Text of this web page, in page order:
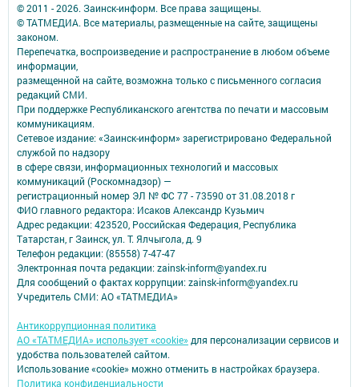
© 2011 - 2026. Заинск-информ. Все права защищены.
© ТАТМЕДИА. Все материалы, размещенные на сайте, защищены
законом.
Перепечатка, воспроизведение и распространение в любом объеме
информации,
размещенной на сайте, возможна только с письменного согласия
редакций СМИ.
При поддержке Республиканского агентства по печати и массовым
коммуникациям.
Сетевое издание: «Заинск-информ» зарегистрировано Федеральной
службой по надзору
в сфере связи, информационных технологий и массовых
коммуникаций (Роскомнадзор) —
регистрационный номер ЭЛ № ФС 77 - 73590 от 31.08.2018 г
ФИО главного редактора: Исаков Александр Кузьмич
Адрес редакции: 423520, Российская Федерация, Республика
Татарстан, г Заинск, ул. Т. Ялчыгола, д. 9
Телефон редакции: (85558) 7-47-47
Электронная почта редакции: zainsk-inform@yandex.ru
Для сообщений о фактах коррупции: zainsk-inform@yandex.ru
Учредитель СМИ: АО «ТАТМЕДИА»
Антикоррупционная политика
АО «ТАТМЕДИА» использует «cookie» для персонализации сервисов и
удобства пользователей сайтом.
Использование «cookie» можно отменить в настройках браузера.
Политика конфиденциальности